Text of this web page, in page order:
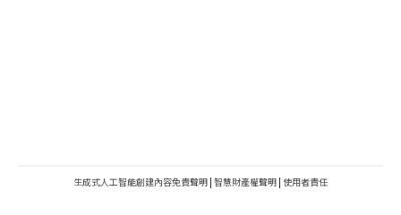
生成式人工智能創建內容免責聲明 | 智慧財產權聲明 | 使用者責任